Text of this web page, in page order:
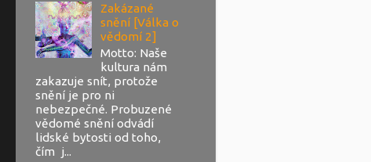
Zakázané
snění [Válka o
vědomí 2]
Motto: Naše
kultura nám
zakazuje snít, protože
snění je pro ni
nebezpečné. Probuzené
vědomé snění odvádí
lidské bytosti od toho,
čím j...